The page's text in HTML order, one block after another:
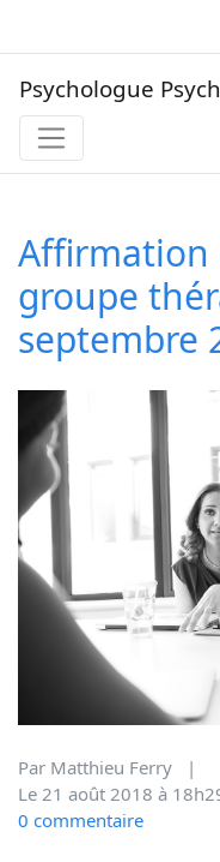
Psychologue
Affirmation
groupe
septembre
Par Matthieu Ferry
|
Le 21 août 2018 à
0 commentaire